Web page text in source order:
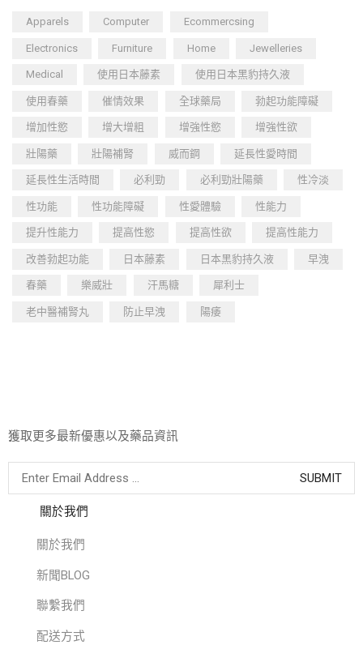
Apparels Computer Ecommercsing
Electronics Furniture Home Jewelleries
Medical 使用日本藤素 使用日本黑豹持久液
使用春藥 催情效果 全球藥局 勃起功能障礙
增加性慾 增大增粗 增強性慾 增強性欲
壯陽藥 壯陽補腎 威而鋼 延長性愛時間
延長性生活時間 必利勁 必利勁壯陽藥 性冷淡
性功能 性功能障礙 性愛體驗 性能力
提升性能力 提高性慾 提高性欲 提高性能力
改善勃起功能 日本藤素 日本黑豹持久液 早洩
春藥 樂威壯 汗馬糖 犀利士
老中醫補腎丸 防止早洩 陽痿
獲取更多最新優惠以及藥品資訊
關於我們
關於我們
新聞BLOG
聯繫我們
配送方式